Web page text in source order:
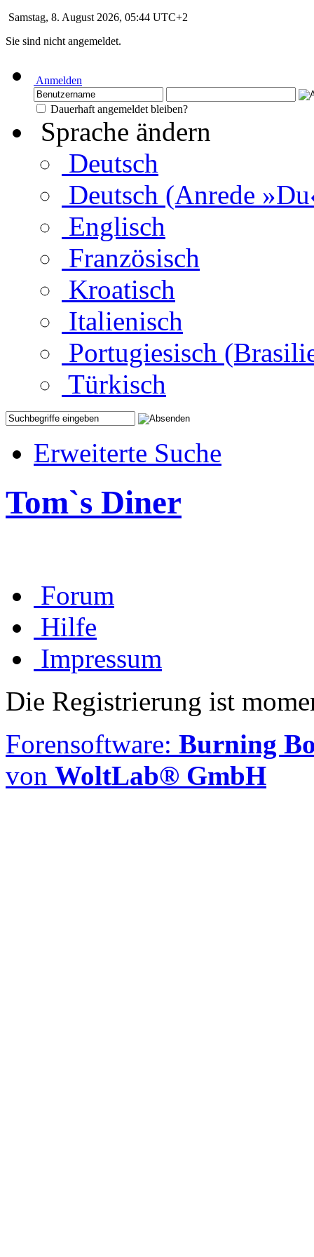
Samstag, 8. August 2026, 05:44 UTC+2
Sie sind nicht angemeldet.
Anmelden
Dauerhaft angemeldet bleiben?
Sprache ändern
Deutsch
Deutsch (Anrede
Englisch
Französisch
Kroatisch
Italienisch
Portugiesisch
Türkisch
Erweiterte Suche
Tom`s Diner
Forum
Hilfe
Impressum
Die Registrierung ist
Forensoftware: Burning
von WoltLab® GmbH